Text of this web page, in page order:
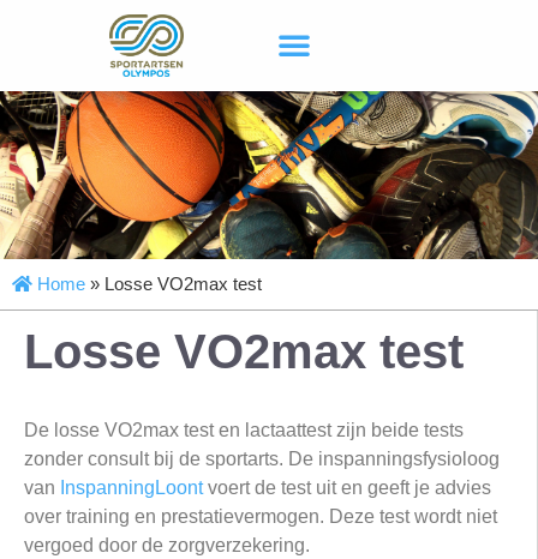
Home » Losse VO2max test
Losse VO2max test
De losse VO2max test en lactaattest zijn beide tests
zonder consult bij de sportarts. De inspanningsfysioloog
van InspanningLoontvoert de test uit en geeft je advies
over training en prestatievermogen. Deze test wordt niet
vergoed door de zorgverzekering.